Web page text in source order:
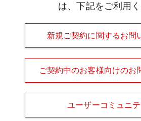
は、下記をご利用
新規ご契約に関するお問
ご契約中のお客様向けのお
ユーザーコミュニテ